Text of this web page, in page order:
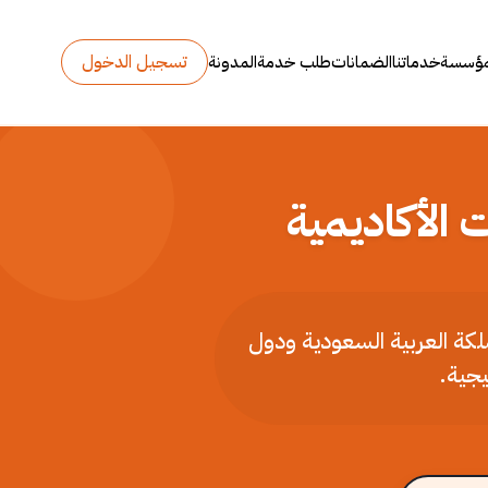
خدماتناالضماناتطلب خدمةالمدونة تسجيل الدخول
العربية السعودية ودول